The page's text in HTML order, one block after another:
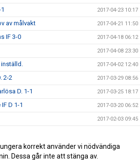
2017-04-23 10:17
av målvakt 2017-04-21 11:50
IF 3-0 2017-04-18 06:12
2017-04-08 23:30
2017-04-02 12:40
2-2 2017-03-29 08:56
D. 1-1 2017-03-25 18:17
D 1-1 2017-03-20 06:52
2017-02-03 09:45
2016-12-30 09:09
korrekt använder vi nödvändiga
Dessa går inte att stänga av.